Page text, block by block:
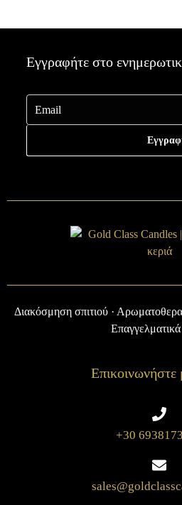
Εγγραφήτε στο
Διακόσμηση σπιτιού ·
Επαγγελματικά
Επικοινωνήστε
+30